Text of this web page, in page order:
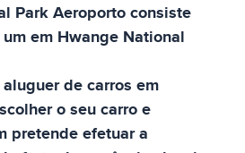
Park Aeroportoconsiste
em Hwange National
de carros em
o seu carro e
pretende efetuar a